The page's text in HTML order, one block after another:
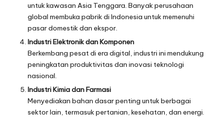
untuk kawasan Asia Tenggara. Banyak perusahaan
global membuka pabrik di Indonesia untuk memenuhi
pasar domestik dan ekspor.
Industri Elektronik dan Komponen
Berkembang pesat di era digital, industri ini mendukung
peningkatan produktivitas dan inovasi teknologi
nasional.
Industri Kimia dan Farmasi
Menyediakan bahan dasar penting untuk berbagai
sektor lain, termasuk pertanian, kesehatan, dan energi.